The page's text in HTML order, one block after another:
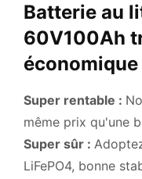
Batterie au
60V100Ah
économique
Super rentable :
même prix qu'une
Super sûr :
LiFePO4, bonne